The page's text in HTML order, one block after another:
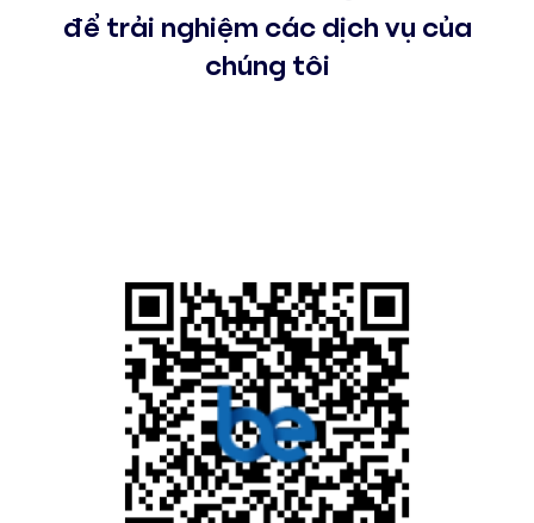
để trải nghiệm các dịch vụ của
chúng tôi